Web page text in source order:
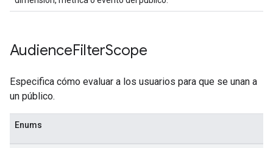
AudienceFilterScope
Especifica cómo evaluar a los usuarios para que se unan a
un público.
Enums